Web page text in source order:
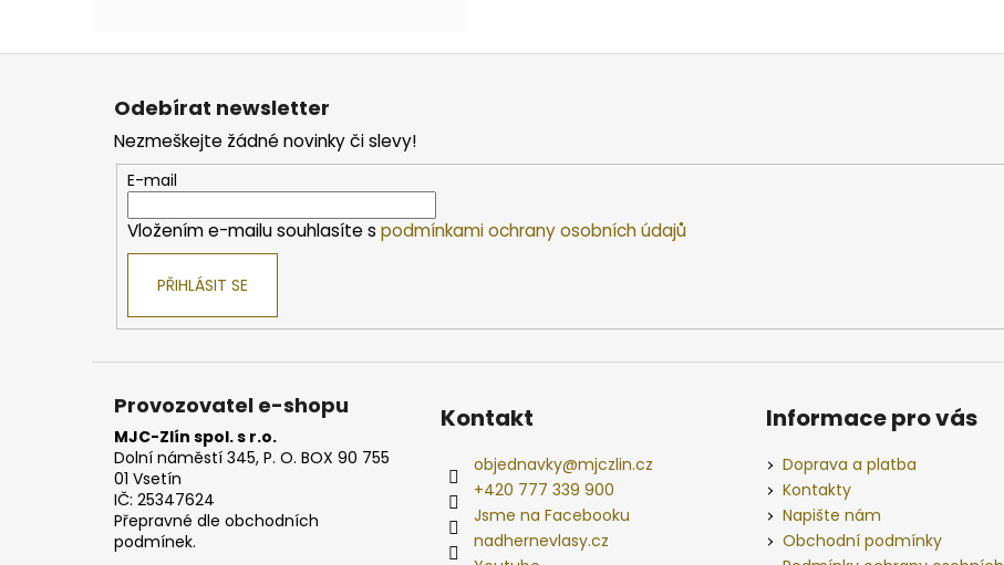
Z
Odebírat newsletter
Nezmeškejte žádné novinky či slevy!
E-mail
Vložením e-mailu souhlasíte s podmínkami ochrany osobních údajů
PŘIHLÁSIT SE
Provozovatel e-shopu
MJC-Zlín spol. s r.o.
Dolní náměstí 345, P. O. BOX 90 755
01 Vsetín
IČ: 25347624
Přepravné dle obchodních
podmínek.
Kontakt
objednavky@mjczlin.cz
+420 777 339 900
Jsme na Facebooku
nadhernevlasy.cz
Informace pro vás
Doprava a platba
Kontakty
Napište nám
Obchodní podmínky